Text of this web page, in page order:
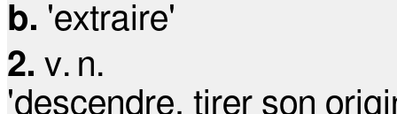
b. 'extraire'
2. v. n.
'descendre, tirer son